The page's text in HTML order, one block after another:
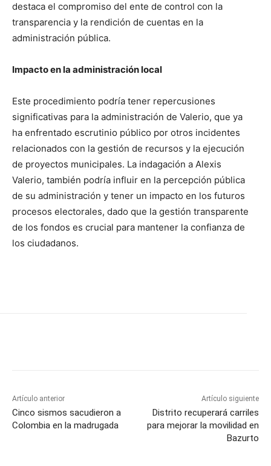
destaca el compromiso del ente de control con la
transparencia y la rendición de cuentas en la
administración pública.
Impacto en la administración local
Este procedimiento podría tener repercusiones
significativas para la administración de Valerio, que ya
ha enfrentado escrutinio público por otros incidentes
relacionados con la gestión de recursos y la ejecución
de proyectos municipales. La indagación a Alexis
Valerio, también podría influir en la percepción pública
de su administración y tener un impacto en los futuros
procesos electorales, dado que la gestión transparente
de los fondos es crucial para mantener la confianza de
los ciudadanos.
Artículo anterior
Cinco sismos sacudieron a
Colombia en la madrugada
Artículo siguiente
Distrito recuperará carriles
para mejorar la movilidad en
Bazurto